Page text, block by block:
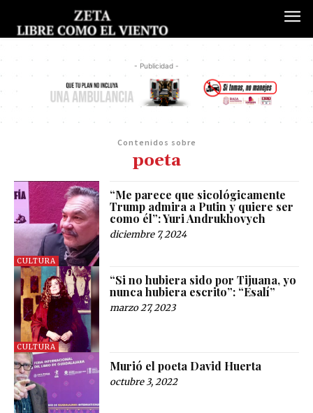
- Publicidad -
Contenidos sobre
poeta
CULTURA
“Me parece que sicológicamente
Trump admira a Putin y quiere ser
como él”: Yuri Andrukhovych
diciembre 7, 2024
CULTURA
“Si no hubiera sido por Tijuana, yo
nunca hubiera escrito”: “Esalí”
marzo 27, 2023
Murió el poeta David Huerta
octubre 3, 2022